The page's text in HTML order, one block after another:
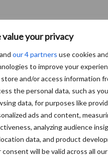
value your privacy
our 4 partners use cookies
to improve your
store and/or access information
the personal data, such as
data, for purposes like
ads and content,
analyzing audience
data, and product
consent will be valid across all